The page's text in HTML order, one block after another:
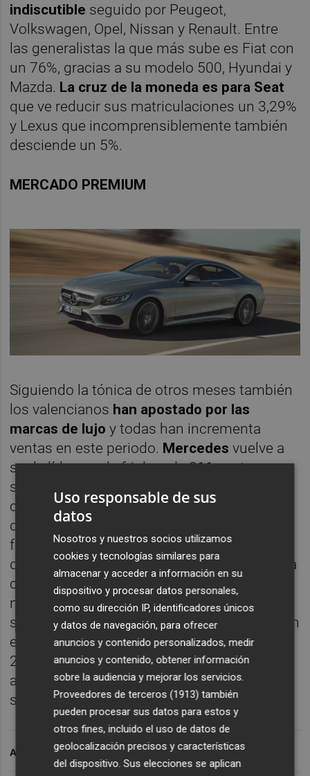
indiscutible seguido por Peugeot,
Volkswagen, Opel, Nissan y Renault. Entre
las generalistas la que más sube es Fiat con
un 76%, gracias a su modelo 500, Hyundai y
Mazda. La cruz de la moneda es para Seat
que ve reducir sus matriculaciones un 3,29%
y Lexus que incomprensiblemente también
desciende un 5%.
MERCADO PREMIUM
Siguiendo la tónica de otros meses también
los valencianos han apostado por las
marcas de lujoy todas han incrementa
ventas en este periodo. Mercedes vuelve a
ser la líder con la friolera de 211 ventas,
seguida de Audi con un 20%de subida y 133
coches vendidos, y los alemanes de BMW
que alcanzan 110 matriculaciones con un
fuerte incremento sobre el mismo periodo
del pasado año.Jaguares otra de las que ha
comenzado a coger ritmo gracias a sus
nuevos modelos y especialmente el XE. Los
suecos deVolvohan alcanzado 48 ventas en
estos quince días con una subida del
23%.Todo parece indicar que finalizarán el
año muy por encima de las previsiones que
se marcaron en enero.
ARCHIVADO EN
Uso responsable de sus
datos
Nosotros y nuestros socios utilizamos
cookies y tecnologías similares para
almacenar y acceder a información en su
dispositivo y procesar datos personales,
como su dirección IP, identificadores únicos
y datos de navegación, para ofrecer
anuncios y contenido personalizados, medir
anuncios y contenido, obtener información
sobre la audiencia y mejorar los servicios.
Proveedores de terceros (1913) también
pueden procesar sus datos para estos y
otros fines, incluido el uso de datos de
geolocalización precisos y características
del dispositivo. Sus elecciones se aplican